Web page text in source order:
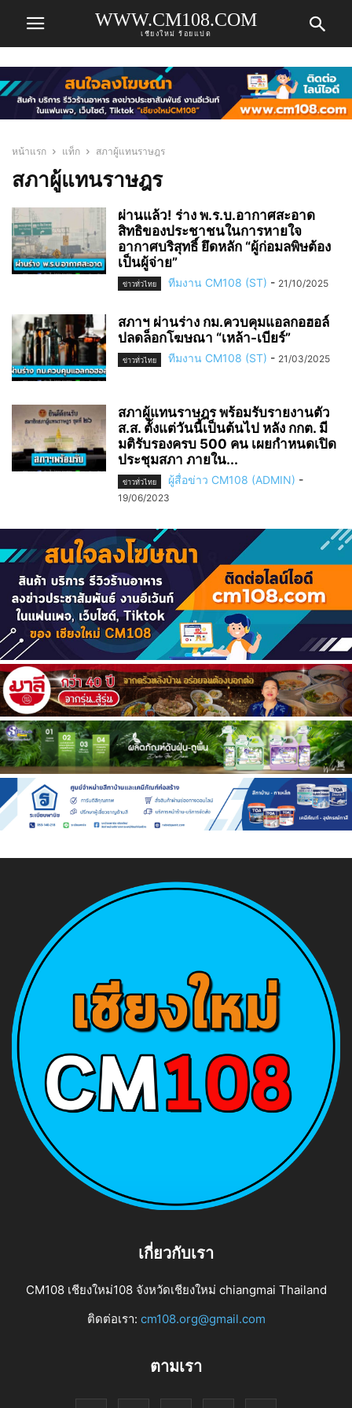
WWW.CM108.COM
เชียงใหม่ ร้อยแปด
หน้าแรก แท็ก สภาผู้แทนราษฎร
สภาผู้แทนราษฎร
ผ่านแล้ว! ร่าง พ.ร.บ.อากาศสะอาด
สิทธิของประชาชนในการหายใจ
อากาศบริสุทธิ์ ยึดหลัก “ผู้ก่อมลพิษต้อง
เป็นผู้จ่าย”
ข่าวทั่วไทย ทีมงาน CM108 (ST) - 21/10/2025
สภาฯ ผ่านร่าง กม.ควบคุมแอลกอฮอล์
ปลดล็อกโฆษณา “เหล้า-เบียร์”
ข่าวทั่วไทย ทีมงาน CM108 (ST) - 21/03/2025
สภาผู้แทนราษฎร พร้อมรับรายงานตัว
ส.ส. ตั้งแต่วันนี้เป็นต้นไป หลัง กกต. มี
มติรับรองครบ 500 คน เผยกำหนดเปิด
ประชุมสภา ภายใน...
ข่าวทั่วไทย ผู้สื่อข่าว CM108 (ADMIN) -
19/06/2023
เกี่ยวกับเรา
CM108 เชียงใหม่108 จังหวัดเชียงใหม่ chiangmai Thailand
ติดต่อเรา: cm108.org@gmail.com
ตามเรา